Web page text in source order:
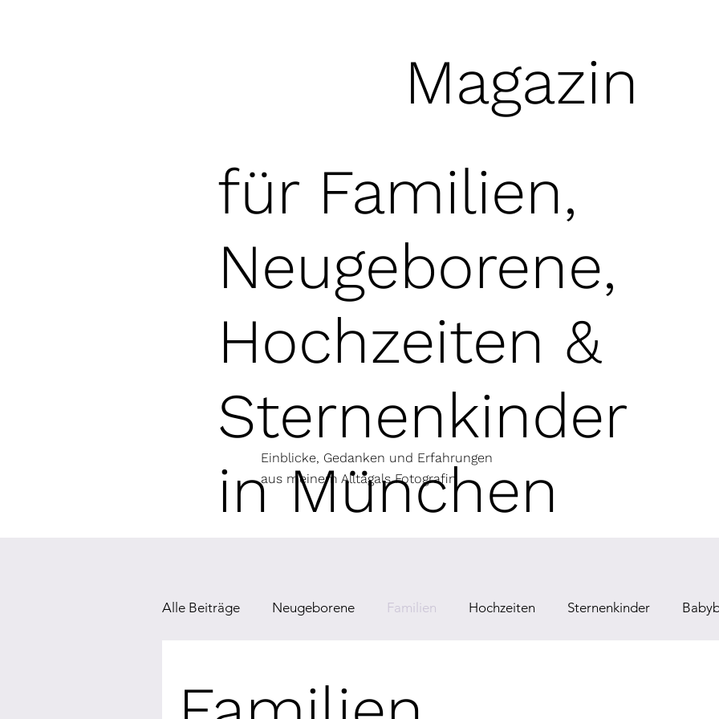
für Familien,
Neugeborene,
Hochzeiten &
Sternenkinder
in München
Einblicke, Gedanken und Erfahrungen
aus meinem Alltagals Fotografin
Magazin
Alle Beiträge Neugeborene Familien Hochzeiten Sternenkinder